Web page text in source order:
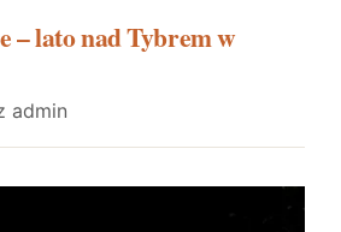
– lato nad Tybrem w
admin